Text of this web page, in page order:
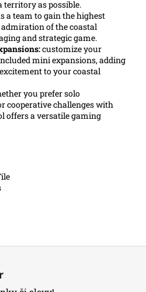
territory as possible.
a team to gain the highest
of the coastal
and strategic game.
customize your
mini expansions, adding
to your coastal
you prefer solo
cooperative challenges with
offers a versatile gaming